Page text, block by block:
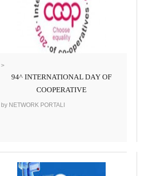
>
94^ INTERNATIONAL DAY OF
COOPERATIVE
by NETWORK PORTALI